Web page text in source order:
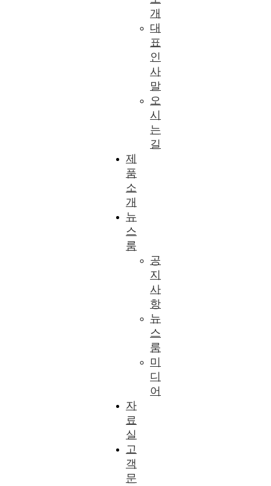
개
대
표
인
사
말
오
시
는
길
제
품
소
개
뉴
스
룸
공
지
사
항
뉴
스
룸
미
디
어
자
료
실
고
객
문